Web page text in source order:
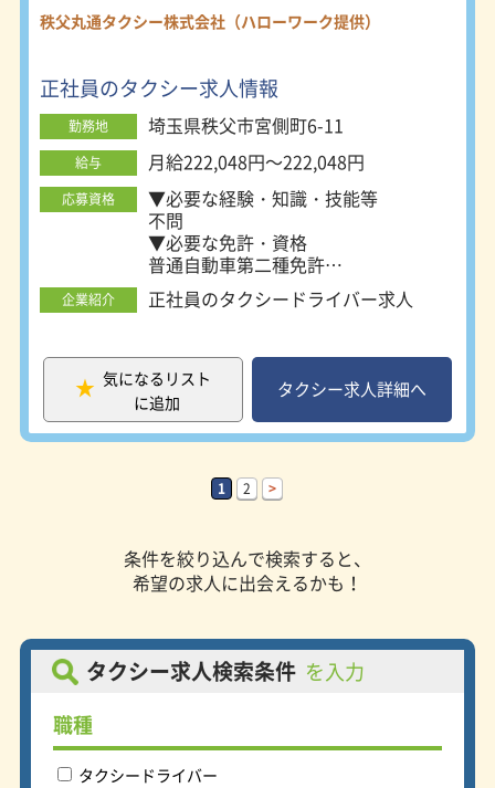
秩父丸通タクシー株式会社（ハローワーク提供）
正社員のタクシー求人情報
勤務地 埼玉県秩父市宮側町6-11
給与 月給222,048円～222,048円
応募資格
▼必要な経験・知識・技能等
不問
▼必要な免許・資格
普通自動車第二種免許
あれば尚可
普通自動車免許取得後３年経過した方
必須（ＡＴ限定不可）
企業紹介 正社員のタクシードライバー求人
気になるリスト
に追加
タクシー求人詳細へ
1 2 >
条件を絞り込んで検索すると、
希望の求人に出会えるかも！
タクシー求人検索条件 を入力
職種
タクシードライバー